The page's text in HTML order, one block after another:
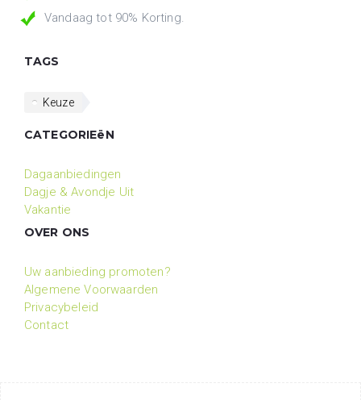
Vandaag tot 90% Korting.
TAGS
Keuze
CATEGORIEëN
Dagaanbiedingen
Dagje & Avondje Uit
Vakantie
OVER ONS
Uw aanbieding promoten?
Algemene Voorwaarden
Privacybeleid
Contact